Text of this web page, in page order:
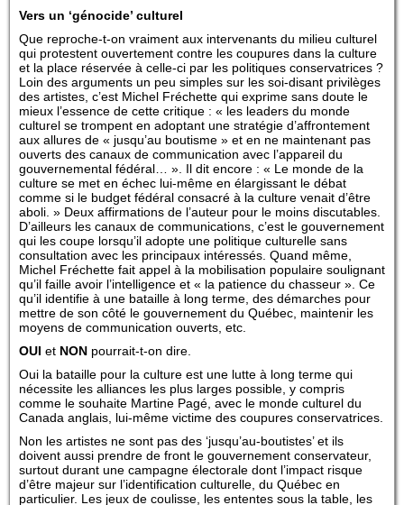
Vers un ‘génocide’ culturel
Que reproche-t-on vraiment aux intervenants du milieu culturel
qui protestent ouvertement contre les coupures dans la culture
et la place réservée à celle-ci par les politiques conservatrices ?
Loin des arguments un peu simples sur les soi-disant privilèges
des artistes, c’est Michel Fréchette qui exprime sans doute le
mieux l’essence de cette critique : « les leaders du monde
culturel se trompent en adoptant une stratégie d’affrontement
aux allures de « jusqu’au boutisme » et en ne maintenant pas
ouverts des canaux de communication avec l’appareil du
gouvernemental fédéral… ». Il dit encore : « Le monde de la
culture se met en échec lui-même en élargissant le débat
comme si le budget fédéral consacré à la culture venait d’être
aboli. » Deux affirmations de l’auteur pour le moins discutables.
D’ailleurs les canaux de communications, c’est le gouvernement
qui les coupe lorsqu’il adopte une politique culturelle sans
consultation avec les principaux intéressés. Quand même,
Michel Fréchette fait appel à la mobilisation populaire soulignant
qu’il faille avoir l’intelligence et « la patience du chasseur ». Ce
qu’il identifie à une bataille à long terme, des démarches pour
mettre de son côté le gouvernement du Québec, maintenir les
moyens de communication ouverts, etc.
OUI et NON pourrait-t-on dire.
Oui la bataille pour la culture est une lutte à long terme qui
nécessite les alliances les plus larges possible, y compris
comme le souhaite Martine Pagé, avec le monde culturel du
Canada anglais, lui-même victime des coupures conservatrices.
Non les artistes ne sont pas des ‘jusqu’au-boutistes’ et ils
doivent aussi prendre de front le gouvernement conservateur,
surtout durant une campagne électorale dont l’impact risque
d’être majeur sur l’identification culturelle, du Québec en
particulier. Les jeux de coulisse, les ententes sous la table, les